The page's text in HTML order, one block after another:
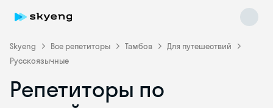
Skyeng Все репетиторы Тамбов
Для путешествий
Русскоязычные
Репетиторы по